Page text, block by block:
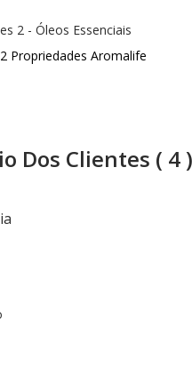
2 - Óleos Essenciais
Propriedades Aromalife
Dos Clientes ( 4 )